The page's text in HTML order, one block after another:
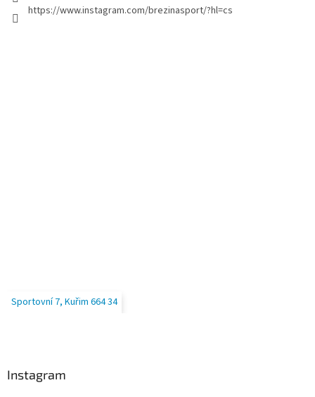
https://www.instagram.com/brezinasport/?hl=cs
Sportovní 7, Kuřim 664 34
Instagram